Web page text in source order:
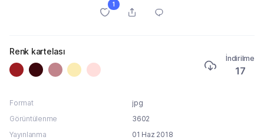
1
Renk kartelası
İndirilme
17
Format
jpg
Görüntülenme
3602
Yayınlanma
01 Haz 2018